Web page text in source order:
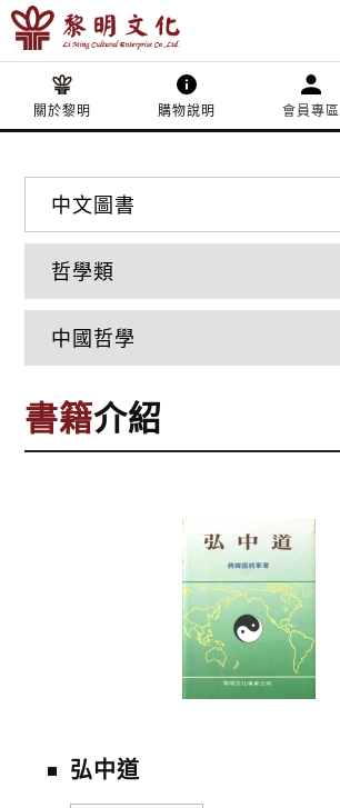
關於黎明 購物說明 會員專區
書籍介紹
弘中道